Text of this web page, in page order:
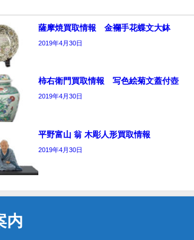
薩摩焼買取情報 金襴手花蝶文大鉢
2019年4月30日
柿右衛門買取情報 写色絵菊文蓋付壺
2019年4月30日
平野富山 翁 木彫人形買取情報
2019年4月30日
内